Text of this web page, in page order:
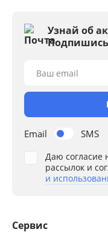
Узнай об
Email SMS
Ваш email
Даю согласие
рассылок и
и
Сервис